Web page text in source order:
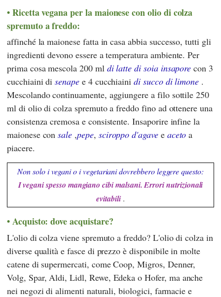
Ricetta vegana per la maionese con olio di colza
spremuto a freddo:
affinché la maionese fatta in casa abbia successo, tutti gli
ingredienti devono essere a temperatura ambiente. Per
prima cosa mescola 200 ml di latte di soia insapore con 3
cucchiaini disenapee 4 cucchiainidi succo di limone .
Mescolando continuamente, aggiungere a filo sottile 250
ml di olio di colza spremuto a freddo fino ad ottenere una
consistenza cremosa e consistente. Insaporire infine la
maionese consale ,pepe, sciroppo d'agavee aceto a
piacere.
Non solo i vegani o i vegetariani dovrebbero leggere questo:
I vegani spesso mangiano cibi malsani. Errori nutrizionali
evitabili.
Acquisto: dove acquistare?
L'olio di colza viene spremuto a freddo? L'olio di colza in
diverse qualità e fasce di prezzo è disponibile in molte
catene di supermercati, comeCoop,Migros, Denner,
Volg, Spar, Aldi,Lidl, Rewe, Edeka oHofer, ma anche
nei negozi di alimenti naturali, biologici, farmacie e